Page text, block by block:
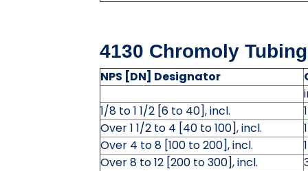
4130 Chromoly
NPS [DN] Designator
1/8 to 1 1/2 [6 to 40], incl.
Over 1 1/2 to 4 [40 to 100], incl.
Over 4 to 8 [100 to 200], incl.
Over 8 to 12 [200 to 300], incl.